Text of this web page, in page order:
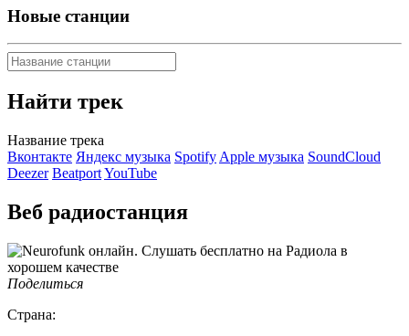
Новые станции
Найти трек
Название трека
Вконтакте Яндекс музыка Spotify Apple музыка SoundCloud
Deezer BeatportYouTube
Веб радиостанция
Поделиться
Страна: